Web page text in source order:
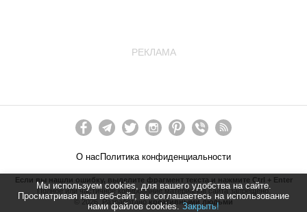
Мы используем cookies, для вашего удобства на сайте.
Просматривая наш веб-сайт, вы соглашаетесь на использование
нами файлов cookies. Закрыть!
РЕКЛАМА
О нас Политика конфиденциальности
Если вы нашли ошибку, выделите фрагмент текста и нажмите Ctrl + Enter
Полное или частичное копирование материалов сайта запрещено.
2026 . Разработано креативными людьми